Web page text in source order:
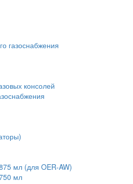
газоснабжения
консолей
мл (для OER-AW)
мл